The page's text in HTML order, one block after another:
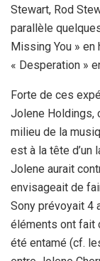
Stewart, Rod
parallèle
Missing You » en
« Desperation »
Forte de ces
Jolene Holdings,
milieu de la
est à la tête d’un
Jolene aurait
envisageait de
Sony prévoyait 4
éléments ont fait
été entamé (cf.